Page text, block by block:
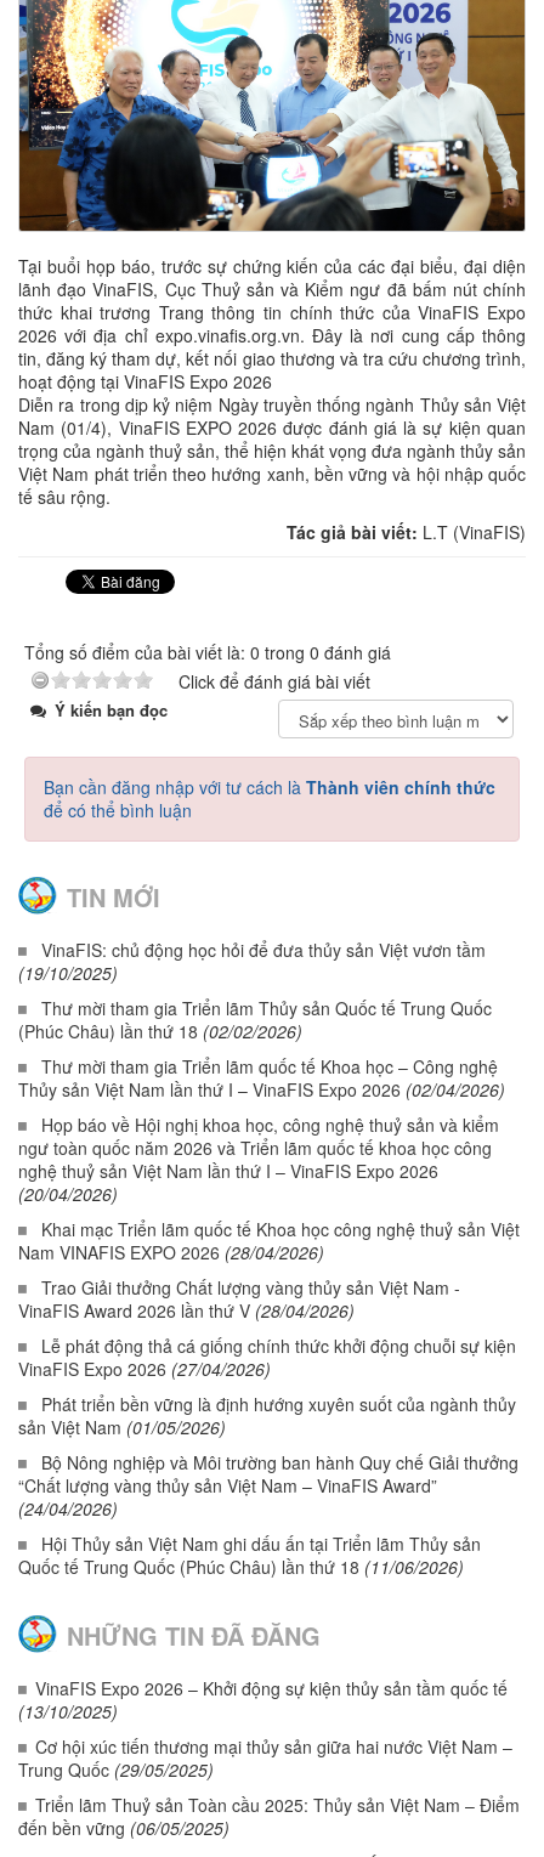
Tại buổi họp báo, trước sự chứng kiến của các đại biểu, đại diện
lãnh đạo VinaFIS, Cục Thuỷ sản và Kiểm ngư đã bấm nút chính
thức khai trương Trang thông tin chính thức của VinaFIS Expo
2026 với địa chỉ expo.vinafis.org.vn. Đây là nơi cung cấp thông
tin, đăng ký tham dự, kết nối giao thương và tra cứu chương trình,
hoạt động tại VinaFIS Expo 2026
Diễn ra trong dịp kỷ niệm Ngày truyền thống ngành Thủy sản Việt
Nam (01/4), VinaFIS EXPO 2026 được đánh giá là sự kiện quan
trọng của ngành thuỷ sản, thể hiện khát vọng đưa ngành thủy sản
Việt Nam phát triển theo hướng xanh, bền vững và hội nhập quốc
tế sâu rộng.
Tác giả bài viết: L.T (VinaFIS)
Tổng số điểm của bài viết là: 0 trong 0 đánh giá
Click để đánh giá bài viết
Ý kiến bạn đọc
Bạn cần đăng nhập với tư cách là Thành viên chính thức
để có thể bình luận
TIN MỚI
VinaFIS: chủ động học hỏi để đưa thủy sản Việt vươn tầm
(19/10/2025)
Thư mời tham gia Triển lãm Thủy sản Quốc tế Trung Quốc
(Phúc Châu) lần thứ 18 (02/02/2026)
Thư mời tham gia Triển lãm quốc tế Khoa học – Công nghệ
Thủy sản Việt Nam lần thứ I – VinaFIS Expo 2026 (02/04/2026)
Họp báo về Hội nghị khoa học, công nghệ thuỷ sản và kiểm
ngư toàn quốc năm 2026 và Triển lãm quốc tế khoa học công
nghệ thuỷ sản Việt Nam lần thứ I – VinaFIS Expo 2026
(20/04/2026)
Khai mạc Triển lãm quốc tế Khoa học công nghệ thuỷ sản Việt
Nam VINAFIS EXPO 2026 (28/04/2026)
Trao Giải thưởng Chất lượng vàng thủy sản Việt Nam -
VinaFIS Award 2026 lần thứ V (28/04/2026)
Lễ phát động thả cá giống chính thức khởi động chuỗi sự kiện
VinaFIS Expo 2026 (27/04/2026)
Phát triển bền vững là định hướng xuyên suốt của ngành thủy
sản Việt Nam (01/05/2026)
Bộ Nông nghiệp và Môi trường ban hành Quy chế Giải thưởng
“Chất lượng vàng thủy sản Việt Nam – VinaFIS Award”
(24/04/2026)
Hội Thủy sản Việt Nam ghi dấu ấn tại Triển lãm Thủy sản
Quốc tế Trung Quốc (Phúc Châu) lần thứ 18 (11/06/2026)
NHỮNG TIN ĐÃ ĐĂNG
VinaFIS Expo 2026 – Khởi động sự kiện thủy sản tầm quốc tế
(13/10/2025)
Cơ hội xúc tiến thương mại thủy sản giữa hai nước Việt Nam –
Trung Quốc (29/05/2025)
Triển lãm Thuỷ sản Toàn cầu 2025: Thủy sản Việt Nam – Điểm
đến bền vững (06/05/2025)